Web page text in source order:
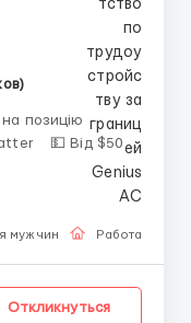
позицію
мужчин Работа
Откликнуться